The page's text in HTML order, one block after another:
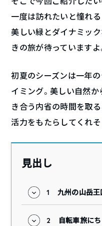
一度は訪れたいと憧れる
美しい緑とダイナミッ
きの旅が待っていますよ
初夏のシーズンは一年
イミング。美しい自然
き合う内省の時間を取
活力をもたらしてくれそ
見出し
1 九州の山岳王
2 自転車旅に